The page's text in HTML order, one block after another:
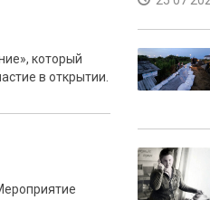
который
в открытии.